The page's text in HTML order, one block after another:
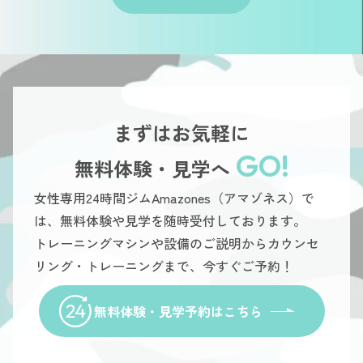
まずはお気軽に
無料体験・見学へ GO!
女性専用24時間ジムAmazones（アマゾネス）で
は、無料体験や見学を随時受付しております。
トレーニングマシンや設備のご説明からカウンセ
リング・トレーニングまで、今すぐご予約！
無料体験・見学予約はこちら